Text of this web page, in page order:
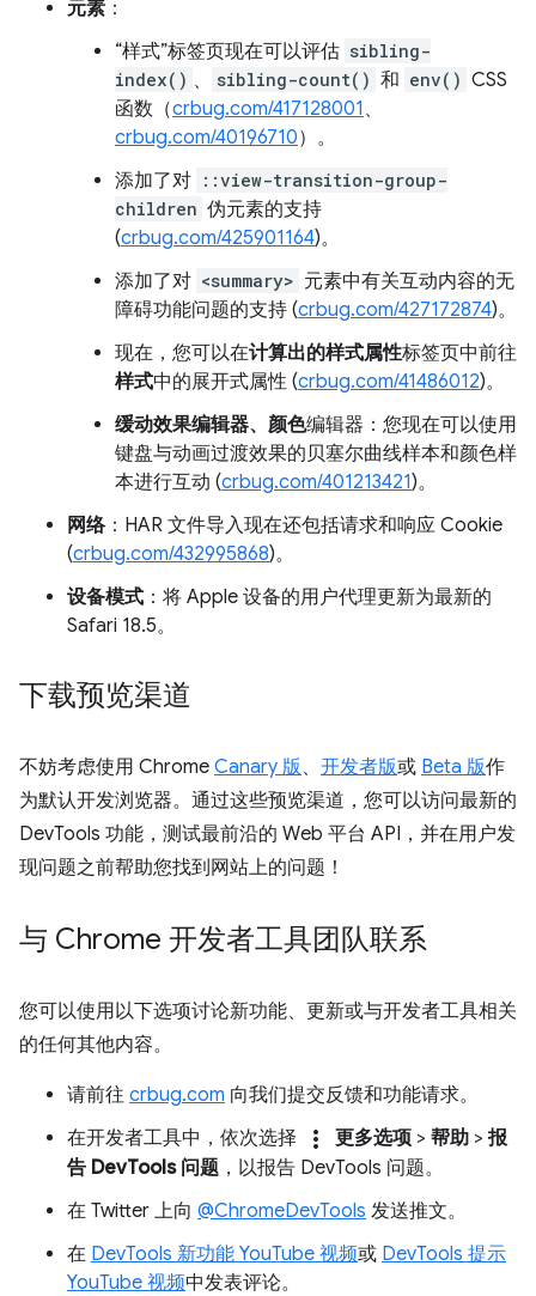
元素 ：
“样式”标签页现在可以评估 sibling-
index() 、 sibling-count() 和 env() CSS
函数（crbug.com/417128001 、
crbug.com/40196710）。
添加了对 ::view-transition-group-
children 伪元素的支持
(crbug.com/425901164)。
添加了对 <summary> 元素中有关互动内容的无
障碍功能问题的支持 (crbug.com/427172874)。
现在，您可以在计算出的样式属性标签页中前往
样式中的展开式属性 (crbug.com/41486012)。
缓动效果编辑器、颜色编辑器：您现在可以使用
键盘与动画过渡效果的贝塞尔曲线样本和颜色样
本进行互动 (crbug.com/401213421)。
网络：HAR 文件导入现在还包括请求和响应 Cookie
(crbug.com/432995868)。
设备模式 ：将 Apple 设备的用户代理更新为最新的
Safari 18.5。
下载预览渠道
不妨考虑使用 Chrome Canary 版 、 开发者版或 Beta 版作
为默认开发浏览器。通过这些预览渠道，您可以访问最新的
DevTools 功能，测试最前沿的 Web 平台 API，并在用户发
现问题之前帮助您找到网站上的问题！
与 Chrome 开发者工具团队联系
您可以使用以下选项讨论新功能、更新或与开发者工具相关
的任何其他内容。
请前往 crbug.com 向我们提交反馈和功能请求。
在开发者工具中，依次选择
more_vert 更多选项 > 帮助 > 报
告 DevTools 问题 ，以报告 DevTools 问题。
在 Twitter 上向 @ChromeDevTools 发送推文。
在 DevTools 新功能 YouTube 视频或 DevTools 提示
YouTube 视频中发表评论。